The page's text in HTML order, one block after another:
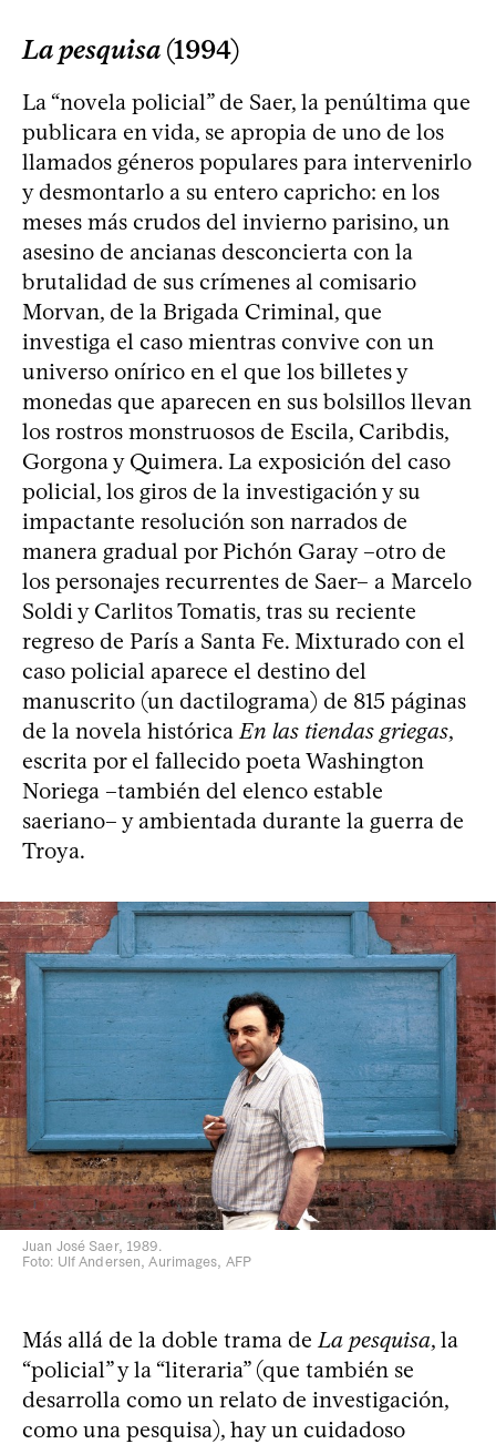
La pesquisa (1994)
La “novela policial” de Saer, la penúltima que
publicara en vida, se apropia de uno de los
llamados géneros populares para intervenirlo
y desmontarlo a su entero capricho: en los
meses más crudos del invierno parisino, un
asesino de ancianas desconcierta con la
brutalidad de sus crímenes al comisario
Morvan, de la Brigada Criminal, que
investiga el caso mientras convive con un
universo onírico en el que los billetes y
monedas que aparecen en sus bolsillos llevan
los rostros monstruosos de Escila, Caribdis,
Gorgona y Quimera. La exposición del caso
policial, los giros de la investigación y su
impactante resolución son narrados de
manera gradual por Pichón Garay –otro de
los personajes recurrentes de Saer– a Marcelo
Soldi y Carlitos Tomatis, tras su reciente
regreso de París a Santa Fe. Mixturado con el
caso policial aparece el destino del
manuscrito (un dactilograma) de 815 páginas
de la novela históricaEn las tiendas griegas,
escrita por el fallecido poeta Washington
Noriega –también del elenco estable
saeriano– y ambientada durante la guerra de
Troya.
Juan José Saer, 1989.
Foto: Ulf Andersen, Aurimages, AFP
Más allá de la doble trama deLa pesquisa, la
“policial” y la “literaria” (que también se
desarrolla como un relato de investigación,
como una pesquisa), hay un cuidadoso